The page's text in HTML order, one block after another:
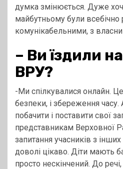
думка змінюється. Дуже
майбутньому були
комунікабельними, з
– Ви їздили
ВРУ?
-Ми спілкувалися онлайн.
безпеки, і збереження
побачити і поставити свої
представникам Верховної
запитання учасників з
доволі цікаво. Діти мають
просто нескінчений. До